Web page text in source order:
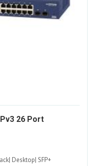
26 Port
Desktop| SFP+